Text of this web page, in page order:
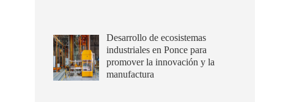
Desarrollo de ecosistemas
industriales en Ponce para
promover la innovación y la
manufactura